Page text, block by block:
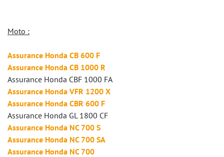
Moto :
Assurance Honda CB 600 F
Assurance Honda CB 1000 R
Assurance Honda CBF 1000 FA
Assurance Honda VFR 1200 X
Assurance Honda CBR 600 F
Assurance Honda GL 1800 CF
Assurance Honda NC 700 S
Assurance Honda NC 700 SA
Assurance Honda NC 700